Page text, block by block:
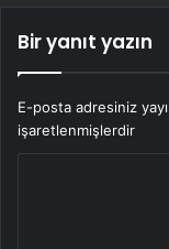
Bir yanıt yazın
E-posta adresiniz
işaretlenmişlerdir